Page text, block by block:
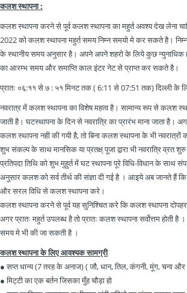
कलश स्थापना :
कलश स्थापना करने से पूर्व कलश स्थापना का महुर्त अवश्य देख लेना
2022 को कलश स्थापना महुर्त समय निम्न समयो मे कर सकते है।
के स्थानीय समय अनुसार है। अपने अपने शहरो के लिये कुछ न्युनाधिक
का आरम्भ समय और समाप्ति काल इंटर नेट से प्राप्त कर सकते है।
प्रातः ०६:११ से ७ : ५१ मिनट तक ( 6:11 से 07:51 तक) दिल्ली के
नवरात्र में कलश स्थापना का विशेष महत्व है। सामान्य रूप से कलश
जाती है। घटस्थापना के दिन से नवरात्रि का प्रारंभ माना जाता है।
कलश स्थापना नही की गयी है, तो बिना कलश स्थापना के भी
शुभ संकल्प के साथ मानसिक या प्रतक्ष् पूजा द्वारा भी नवरात्रि व्रत
प्रतिपदा तिथि को शुभ मुहुर्त में घट स्थापना पूरे विधि-विधान के साथ
अनुसार कलश को सर्व तीर्थ की संज्ञा दी गई है । आइये अब जानते हैं
और सरल विधि से कलश स्थापना करे।
कलश स्थापना करने से पूर्व यह सुनिश्चित करे कि कलश स्थापना
अगर प्रातः महुर्त उपलब्ध है तो प्रातः कलश स्थापना सर्वोत्तम होती
समय मे भी की जा सकती है ।
कलश स्थापना के लिए आवश्यक सामग्री
● सप्त धान्य (7 तरह के अनाज) ( जौ, धान, तिल, कंगनी, मूंग, चना और
● मिट्टी का एक बर्तन जिसका मुँह चौड़ा हो